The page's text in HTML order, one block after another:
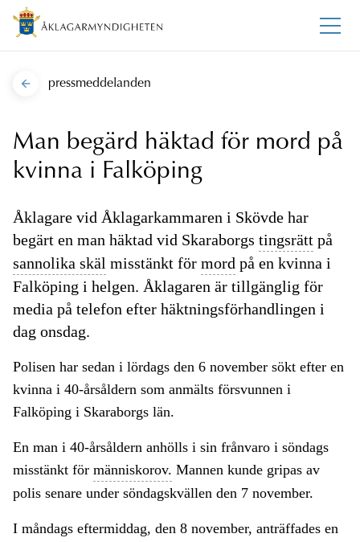
pressmeddelanden
Man begärd häktad för mord på
kvinna i Falköping
Åklagare vid Åklagarkammaren i Skövde har
begärt en man häktad vid Skaraborgs tingsrätt på
sannolika skäl misstänkt för mord på en kvinna i
Falköping i helgen. Åklagaren är tillgänglig för
media på telefon efter häktningsförhandlingen i
dag onsdag.
Polisen har sedan i lördags den 6 november sökt efter en
kvinna i 40-årsåldern som anmälts försvunnen i
Falköping i Skaraborgs län.
En man i 40-årsåldern anhölls i sin frånvaro i söndags
misstänkt för människorov. Mannen kunde gripas av
polis senare under söndagskvällen den 7 november.
I måndags eftermiddag, den 8 november, anträffades en